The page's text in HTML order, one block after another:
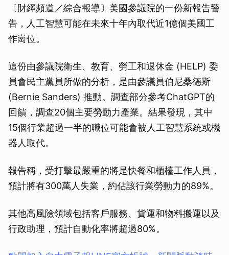
〔財經頻道／綜合報導〕美國參議院的一份新報告警
告，人工智慧可能在未來十年內取代近1億個美國工
作崗位。
這份由參議院衛生、教育、勞工和退休金 (HELP) 委
員會民主黨員所做的分析，是由參議員伯尼桑德斯
(Bernie Sanders) 推動。調查部分參考ChatGPT的
回饋，調查20個主要勞動力產業。結果發現，其中
15個行業超過一半的職位可能會被人工智慧系統或機
器人取代。
報告稱，受打擊最嚴重的將是快餐和櫃檯工作人員，
預計將有300萬人失業，約佔該行業勞動力的89%。
其他高風險領域包括客戶服務、貨運和物料搬運以及
行政助理，預計自動化率將超過80%。